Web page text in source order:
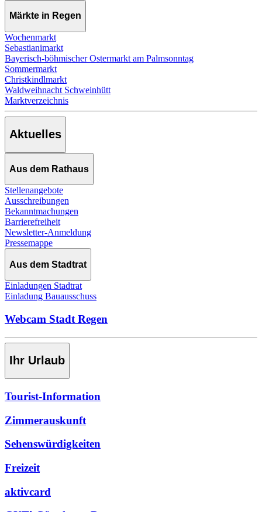
Märkte in Regen
Wochenmarkt
Sebastianimarkt
Bayerisch-böhmischer Ostermarkt am Palmsonntag
Sommermarkt
Christkindlmarkt
Waldweihnacht Schweinhütt
Marktverzeichnis
Aktuelles
Aus dem Rathaus
Stellenangebote
Ausschreibungen
Bekanntmachungen
Barrierefreiheit
Newsletter-Anmeldung
Pressemappe
Aus dem Stadtrat
Einladungen Stadtrat
Einladung Bauausschuss
Webcam Stadt Regen
Ihr Urlaub
Tourist-Information
Zimmerauskunft
Sehenswürdigkeiten
Freizeit
aktivcard